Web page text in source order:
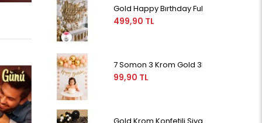
Gold Happy Bırthday Full Yetişkin Parti
499,90 TL
7 Somon 3 Krom Gold 3kum Rengi
99,90 TL